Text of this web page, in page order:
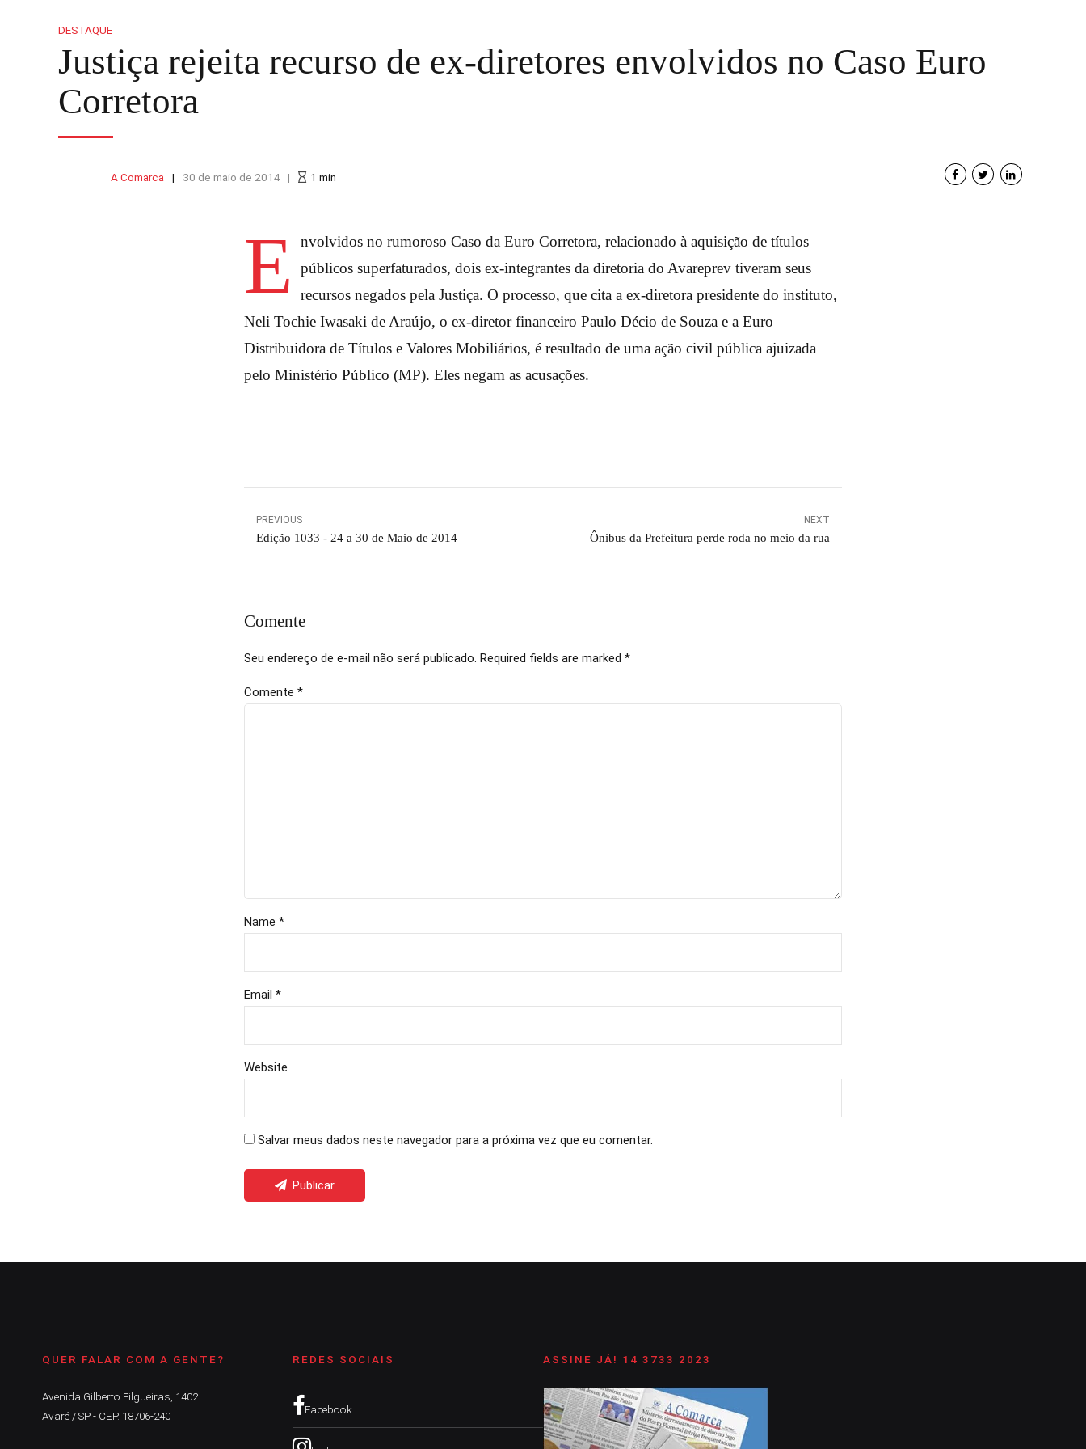
DESTAQUE
Justiça rejeita recurso de ex-diretores envolvidos no Caso Euro
Corretora
A Comarca 30 de maio de 2014 1 min
E
nvolvidos no rumoroso Caso da Euro Corretora, relacionado à aquisição de títulos
públicos superfaturados, dois ex-integrantes da diretoria do Avareprev tiveram seus
recursos negados pela Justiça. O processo, que cita a ex-diretora presidente do instituto,
Neli Tochie Iwasaki de Araújo, o ex-diretor financeiro Paulo Décio de Souza e a Euro
Distribuidora de Títulos e Valores Mobiliários, é resultado de uma ação civil pública ajuizada
pelo Ministério Público (MP). Eles negam as acusações.
PREVIOUS
Edição 1033 - 24 a 30 de Maio de 2014
NEXT
Ônibus da Prefeitura perde roda no meio da rua
Comente
Seu endereço de e-mail não será publicado. Required fields are marked *
Comente *
Name *
Email *
Website
Salvar meus dados neste navegador para a próxima vez que eu comentar.
Publicar
QUER FALAR COM A GENTE?
Avenida Gilberto Filgueiras, 1402
Avaré / SP - CEP. 18706-240
REDES SOCIAIS
Facebook
ASSINE JÁ! 14 3733 2023